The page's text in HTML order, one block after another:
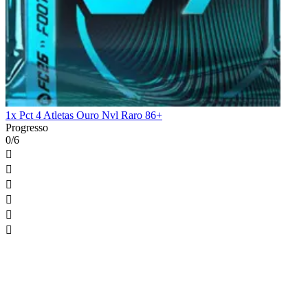
1x Pct 4 Atletas Ouro Nvl Raro 86+
Progresso
0/6





